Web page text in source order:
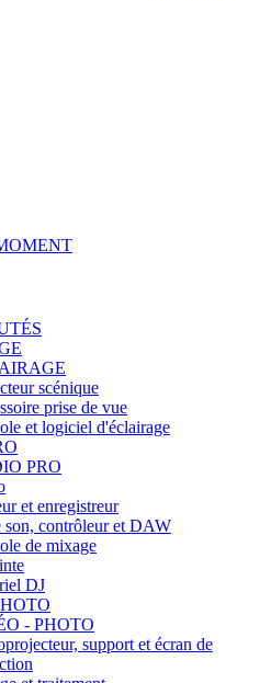
scénique
prise de vue
et logiciel d'éclairage
PRO
et enregistreur
son, contrôleur et DAW
de mixage
DJ
- PHOTO
support et écran de